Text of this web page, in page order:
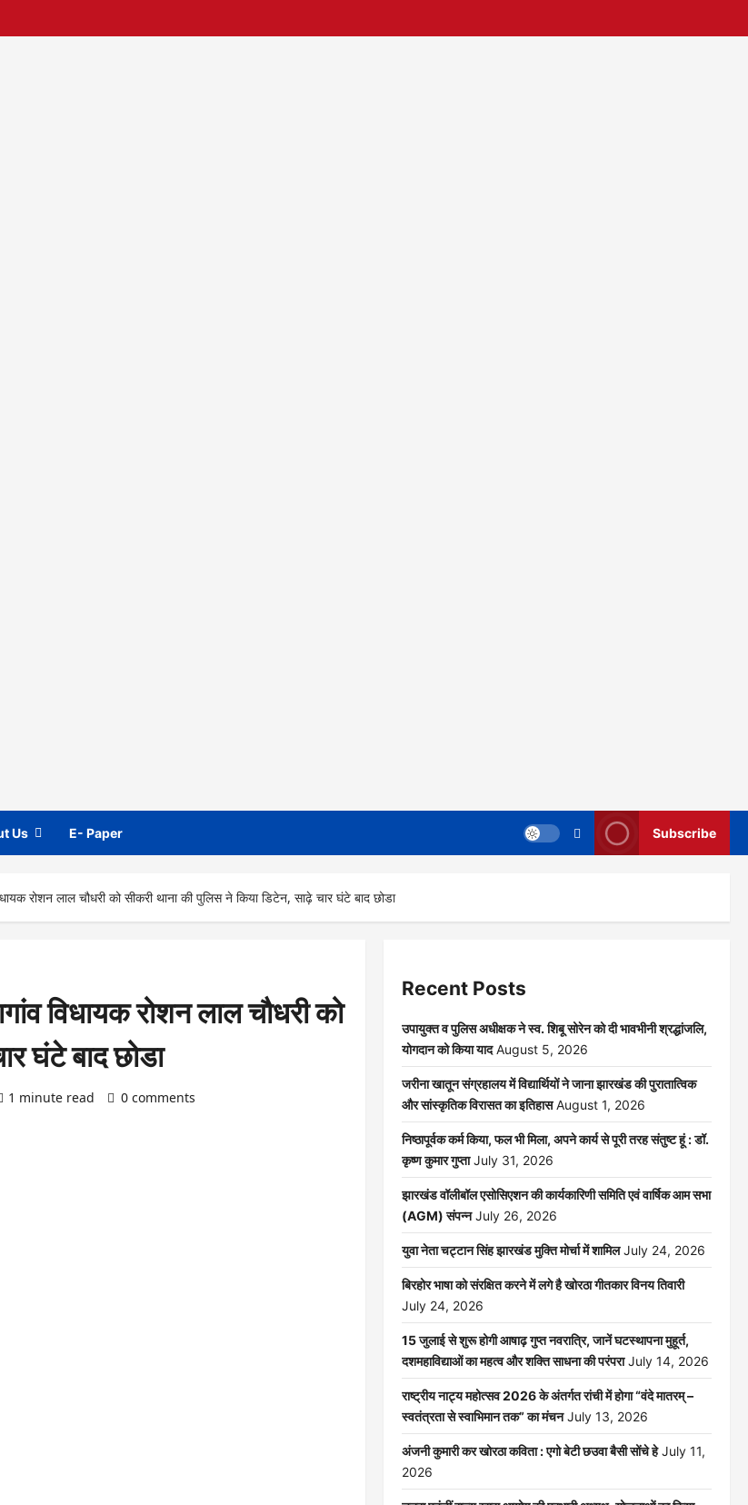
Us E- Paper Subscribe
रोशन लाल चौधरी को सीकरी थाना की पुलिस ने किया डिटेन, साढ़े चार घंटे बाद छोडा
विधायक रोशन लाल चौधरी को
घंटे बाद छोडा
1 minute read 0 comments
Recent Posts
उपायुक्त व पुलिस अधीक्षक ने स्व. शिबू सोरेन को दी भावभीनी श्रद्धांजलि,
योगदान को किया याद August 5, 2026
जरीना खातून संग्रहालय में विद्यार्थियों ने जाना झारखंड की पुरातात्विक
और सांस्कृतिक विरासत का इतिहास August 1, 2026
निष्ठापूर्वक कर्म किया, फल भी मिला, अपने कार्य से पूरी तरह संतुष्ट हूं : डॉ.
कृष्ण कुमार गुप्ता July 31, 2026
झारखंड वॉलीबॉल एसोसिएशन की कार्यकारिणी समिति एवं वार्षिक आम सभा
(AGM) संपन्न July 26, 2026
युवा नेता चट्टान सिंह झारखंड मुक्ति मोर्चा में शामिल July 24, 2026
बिरहोर भाषा को संरक्षित करने में लगे है खोरठा गीतकार विनय तिवारी
July 24, 2026
15 जुलाई से शुरू होगी आषाढ़ गुप्त नवरात्रि, जानें घटस्थापना मुहूर्त,
दशमहाविद्याओं का महत्व और शक्ति साधना की परंपरा July 14, 2026
राष्ट्रीय नाट्य महोत्सव 2026 के अंतर्गत रांची में होगा “वंदे मातरम् –
स्वतंत्रता से स्वाभिमान तक” का मंचन July 13, 2026
अंजनी कुमारी कर खोरठा कविता : एगो बेटी छउवा बैसी सोंचे हे July 11,
2026